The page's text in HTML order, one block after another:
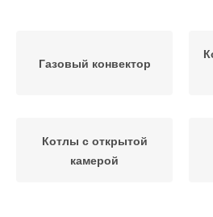
Газовый конвектор
Котлы с открытой
камерой